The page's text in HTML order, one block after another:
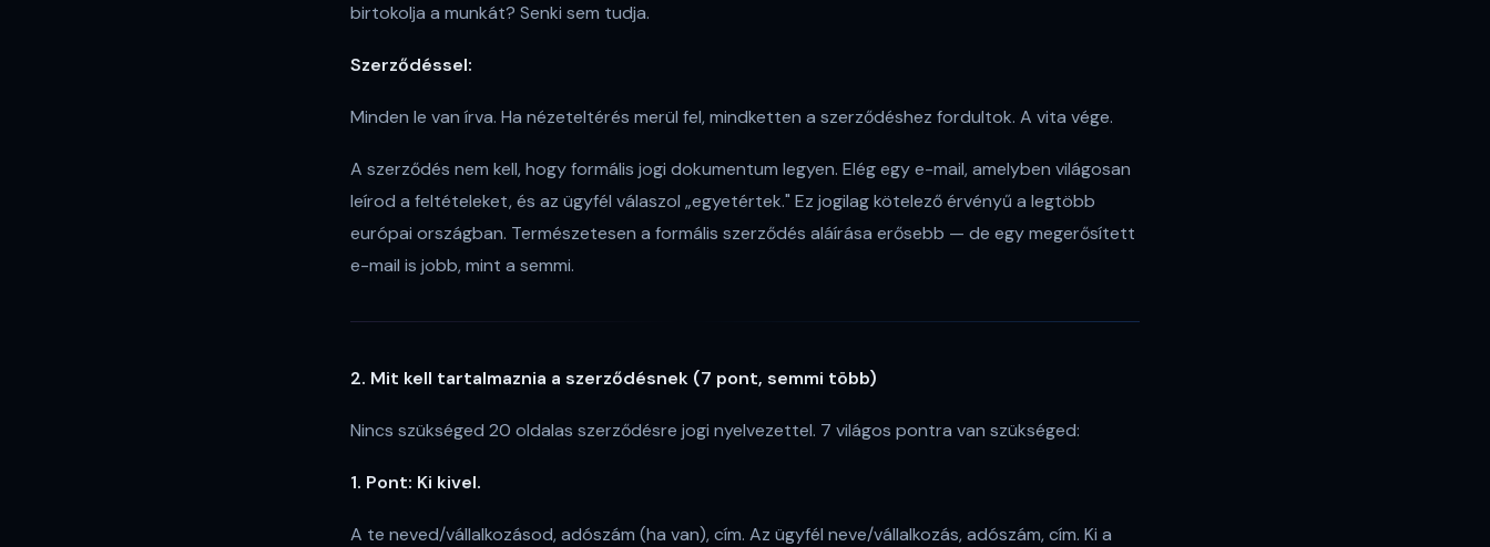
birtokolja a munkát? Senki sem tudja.
Szerződéssel:
Minden le van írva. Ha nézeteltérés merül fel, mindketten a szerződéshez fordultok. A vita vége.
A szerződés nem kell, hogy formális jogi dokumentum legyen. Elég egy e-mail, amelyben világosan
leírod a feltételeket, és az ügyfél válaszol „egyetértek." Ez jogilag kötelező érvényű a legtöbb
európai országban. Természetesen a formális szerződés aláírása erősebb — de egy megerősített
e-mail is jobb, mint a semmi.
2. Mit kell tartalmaznia a szerződésnek (7 pont, semmi több)
Nincs szükséged 20 oldalas szerződésre jogi nyelvezettel. 7 világos pontra van szükséged:
1. Pont: Ki kivel.
A te neved/vállalkozásod, adószám (ha van), cím. Az ügyfél neve/vállalkozás, adószám, cím. Ki a